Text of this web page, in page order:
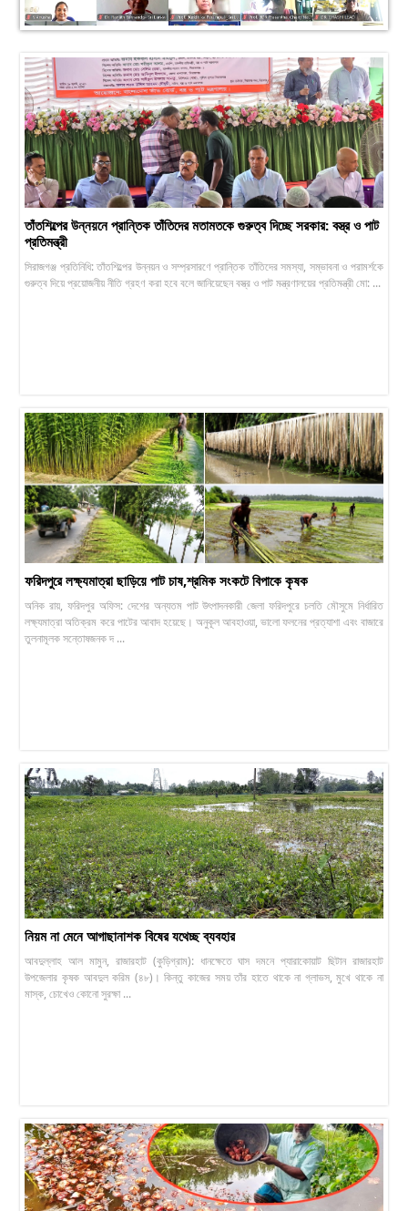
তাঁতশিল্পের উন্নয়নে প্রান্তিক তাঁতিদের মতামতকে গুরুত্ব দিচ্ছে সরকার: বস্ত্র ও পাট
প্রতিমন্ত্রী
সিরাজগঞ্জ প্রতিনিধি: তাঁতশিল্পের উন্নয়ন ও সম্প্রসারণে প্রান্তিক তাঁতিদের সমস্যা, সম্ভাবনা ও পরামর্শকে
গুরুত্ব দিয়ে প্রয়োজনীয় নীতি গ্রহণ করা হবে বলে জানিয়েছেন বস্ত্র ও পাট মন্ত্রণালয়ের প্রতিমন্ত্রী মো: ...
ফরিদপুরে লক্ষ্যমাত্রা ছাড়িয়ে পাট চাষ,শ্রমিক সংকটে বিপাকে কৃষক
অনিক রায়, ফরিদপুর অফিস: দেশের অন্যতম পাট উৎপাদনকারী জেলা ফরিদপুরে চলতি মৌসুমে নির্ধারিত
লক্ষ্যমাত্রা অতিক্রম করে পাটের আবাদ হয়েছে। অনুকূল আবহাওয়া, ভালো ফলনের প্রত্যাশা এবং বাজারে
তুলনামূলক সন্তোষজনক দ ...
নিয়ম না মেনে আগাছানাশক বিষের যথেচ্ছ ব্যবহার
আবদুল্লাহ আল মামুন, রাজারহাট (কুড়িগ্রাম): ধানক্ষেতে ঘাস দমনে প্যারাকোয়াট ছিটান রাজারহাট
উপজেলার কৃষক আবদুল করিম (৪৮)। কিন্তু কাজের সময় তাঁর হাতে থাকে না গ্লাভস, মুখে থাকে না
মাস্ক, চোখেও কোনো সুরক্ষা ...